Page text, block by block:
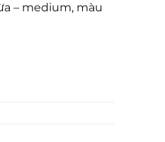
– medium, màu